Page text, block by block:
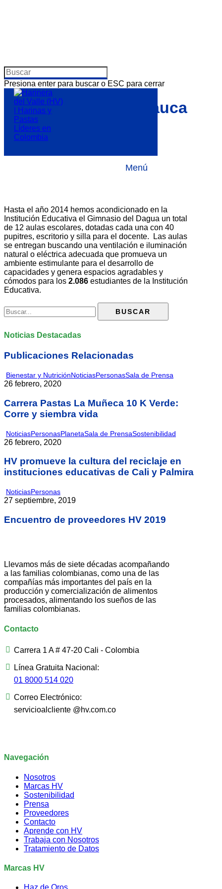
Presiona enter para buscar o ESC para cerrar
Menú
Dagua – Valle del Cauca
Por11 marzo, 2018
1
Hasta el año 2014 hemos acondicionado en la
Institución Educativa el Gimnasio del Dagua un total
de 12 aulas escolares, dotadas cada una con 40
pupitres, escritorio y silla para el docente. Las aulas
se entregan buscando una ventilación e iluminación
natural o eléctrica adecuada que promueva un
ambiente estimulante para el desarrollo de
capacidades y genera espacios agradables y
cómodos para los 2.086 estudiantes de la Institución
Educativa.
Noticias Destacadas
Publicaciones Relacionadas
Bienestar y NutriciónNoticiasPersonasSala de Prensa
26 febrero, 2020
Carrera Pastas La Muñeca 10 K Verde:
Corre y siembra vida
NoticiasPersonasPlanetaSala de PrensaSostenibilidad
26 febrero, 2020
HV promueve la cultura del reciclaje en
instituciones educativas de Cali y Palmira
NoticiasPersonas
27 septiembre, 2019
Encuentro de proveedores HV 2019
Llevamos más de siete décadas acompañando
a las familias colombianas, como una de las
compañías más importantes del país en la
producción y comercialización de alimentos
procesados, alimentando los sueños de las
familias colombianas.
Contacto
Carrera 1 A # 47-20 Cali - Colombia
Línea Gratuita Nacional:
01 8000 514 020
Correo Electrónico:
servicioalcliente @hv.com.co
Navegación
Nosotros
Marcas HV
Sostenibilidad
Prensa
Proveedores
Contacto
Aprende con HV
Trabaja con Nosotros
Tratamiento de Datos
Marcas HV
Haz de Oros